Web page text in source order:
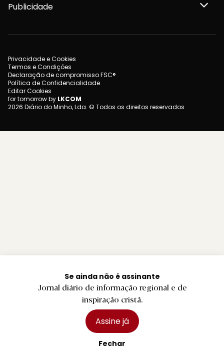
Se ainda não é assinante
Jornal diário de informação regional e de
inspiração cristã.
Assine já
Fechar
Publicidade
Privacidade e Cookies
Termos e Condições
Declaração de compromisso FSC®
Política de Confidencialidade
Editar Cookies
for tomorrow by LKCOM
2026 Diário do Minho, Lda. © Todos os direitos reservados